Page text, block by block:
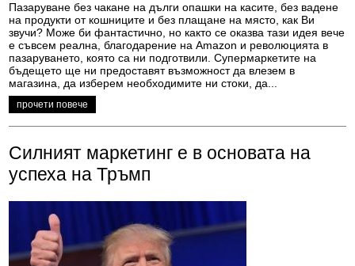
Пазаруване без чакане на дълги опашки на касите, без вадене
на продукти от кошниците и без плащане на място, как Ви
звучи? Може би фантастично, но както се оказва тази идея вече
е съвсем реална, благодарение на Amazon и революцията в
пазаруването, която са ни подготвили. Супермаркетите на
бъдещето ще ни предоставят възможност да влезем в
магазина, да изберем необходимите ни стоки, да...
прочети повече
Силният маркетинг е в основата на
успеха на Тръмп